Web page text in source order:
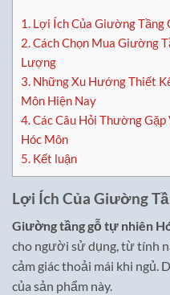
1. Lợi Ích Của Giường Tầng
2.Cách Chọn Mua Giường
Lượng
3. Những Xu Hướng Thiết
Môn Hiện Nay
4.Các Câu Hỏi Thường
Hóc Môn
5. Kết luận
Lợi Ích Của Giường
Giường tầng gỗ tự nhiên
cho người sử dụng, từ tính
cảm giác thoải mái khi ngủ.
của sản phẩm này.